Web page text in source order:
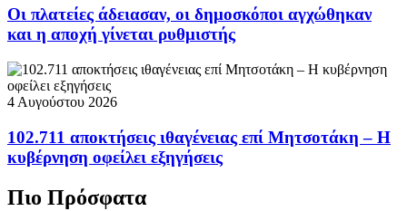
Οι πλατείες άδειασαν, οι δημοσκόποι αγχώθηκαν
και η αποχή γίνεται ρυθμιστής
4 Αυγούστου 2026
102.711 αποκτήσεις ιθαγένειας επί Μητσοτάκη – Η
κυβέρνηση οφείλει εξηγήσεις
Πιο Πρόσφατα